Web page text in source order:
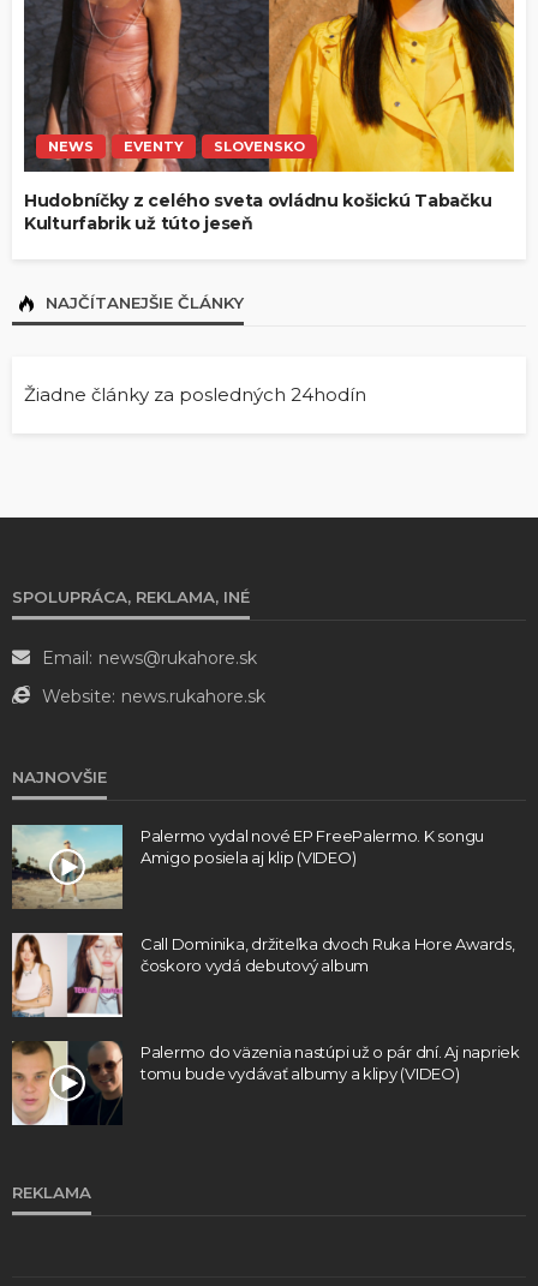
NEWS EVENTY SLOVENSKO
Hudobníčky z celého sveta ovládnu košickú Tabačku
Kulturfabrik už túto jeseň
NAJČÍTANEJŠIE ČLÁNKY
Žiadne články za posledných 24hodín
SPOLUPRÁCA, REKLAMA, INÉ
Email: news@rukahore.sk
Website: news.rukahore.sk
NAJNOVŠIE
Palermo vydal nové EP FreePalermo. K songu
Amigo posiela aj klip (VIDEO)
Call Dominika, držiteľka dvoch Ruka Hore Awards,
čoskoro vydá debutový album
Palermo do väzenia nastúpi už o pár dní. Aj napriek
tomu bude vydávať albumy a klipy (VIDEO)
REKLAMA